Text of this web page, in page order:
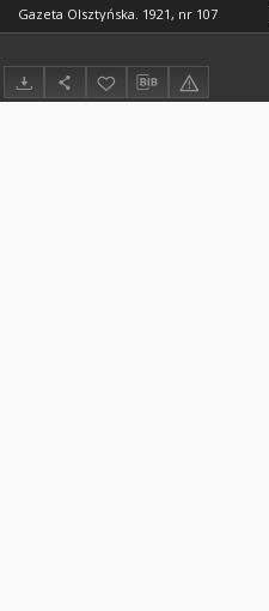
Gazeta Olsztyńska. 1921, nr 107